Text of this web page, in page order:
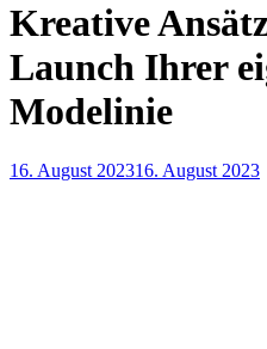
Kreative
Launch Ihrer
Modelinie
16. August 202316. August 2023